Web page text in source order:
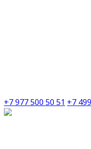
+7 977 500 50 51 +7